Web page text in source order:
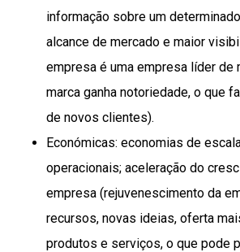
informação sobre um
alcance de mercado e maior
empresa é uma empresa líder de
marca ganha notoriedade, o que
de novos clientes).
Económicas: economias de
operacionais; aceleração do
empresa (rejuvenescimento da
recursos, novas ideias, oferta
produtos e serviços, o que pode